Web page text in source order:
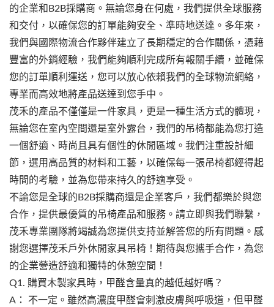
的企業和B2B採購商。無論您身在何處，我們提供全球服務
和交付，以確保您的訂單能夠安全、準時地送達。多年來，
我們與國際物流合作夥伴建立了長期穩定的合作關係，憑藉
豐富的外銷經驗，我們能夠順利完成所有報關手續，並確保
您的訂單順利運送，您可以放心依賴我們的全球物流網絡，
專業而高效地將產品送達到您手中。
茂禾的產品不僅僅是一件家具，更是一種生活方式的體現，
無論您在室內空間還是室外露台，我們的吊椅都能為您打造
一個舒適、時尚且具有個性的休閒區域。我們注重設計細
節，選用高品質的材料和工藝，以確保每一張吊椅都經得起
時間的考驗，並為您帶來持久的舒適享受。
不論您是全球的B2B採購商還是企業客戶，我們都樂於與您
合作，提供最優質的吊椅產品和服務。請立即與我們聯繫，
茂禾專業團隊將竭誠為您提供支持並解答您的所有問題。感
謝您選擇茂禾戶外休閒家具吊椅！期待與您攜手合作，為您
的企業營造舒適和獨特的休憩空間！
Q1. 購買木製家具時，甲醛含量真的越低越好嗎？
A： 不一定。雖然高濃度甲醛會刺激皮膚與呼吸道，但甲醛